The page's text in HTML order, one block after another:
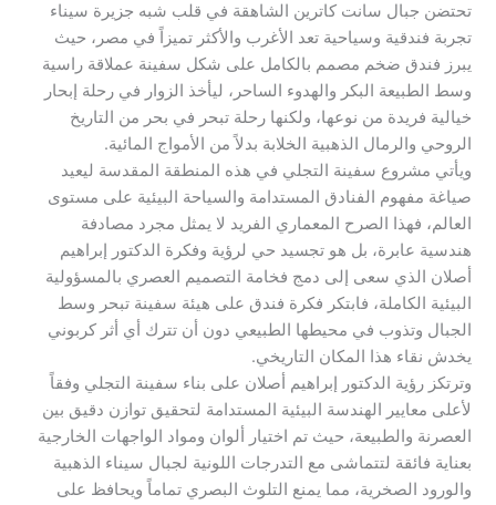
​تحتضن جبال سانت كاترين الشاهقة في قلب شبه جزيرة سيناء
تجربة فندقية وسياحية تعد الأغرب والأكثر تميزاً في مصر، حيث
يبرز فندق ضخم مصمم بالكامل على شكل سفينة عملاقة راسية
وسط الطبيعة البكر والهدوء الساحر، ليأخذ الزوار في رحلة إبحار
خيالية فريدة من نوعها، ولكنها رحلة تبحر في بحر من التاريخ
الروحي والرمال الذهبية الخلابة بدلاً من الأمواج المائية.
​ويأتي مشروع سفينة التجلي في هذه المنطقة المقدسة ليعيد
صياغة مفهوم الفنادق المستدامة والسياحة البيئية على مستوى
العالم، فهذا الصرح المعماري الفريد لا يمثل مجرد مصادفة
هندسية عابرة، بل هو تجسيد حي لرؤية وفكرة الدكتور إبراهيم
أصلان الذي سعى إلى دمج فخامة التصميم العصري بالمسؤولية
البيئية الكاملة، فابتكر فكرة فندق على هيئة سفينة تبحر وسط
الجبال وتذوب في محيطها الطبيعي دون أن تترك أي أثر كربوني
يخدش نقاء هذا المكان التاريخي.
​وترتكز رؤية الدكتور إبراهيم أصلان على بناء سفينة التجلي وفقاً
لأعلى معايير الهندسة البيئية المستدامة لتحقيق توازن دقيق بين
العصرنة والطبيعة، حيث تم اختيار ألوان ومواد الواجهات الخارجية
بعناية فائقة لتتماشى مع التدرجات اللونية لجبال سيناء الذهبية
والورود الصخرية، مما يمنع التلوث البصري تماماً ويحافظ على